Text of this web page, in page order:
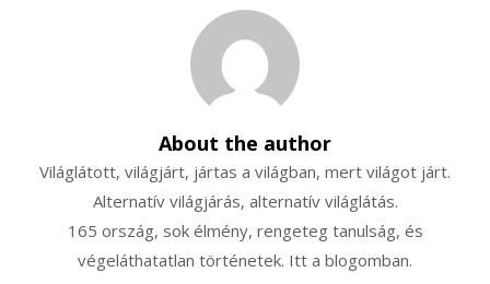
About the author
Világlátott, világjárt, jártas a világban, mert világot járt.
Alternatív világjárás, alternatív világlátás.
165 ország, sok élmény, rengeteg tanulság, és
végeláthatatlan történetek. Itt a blogomban.